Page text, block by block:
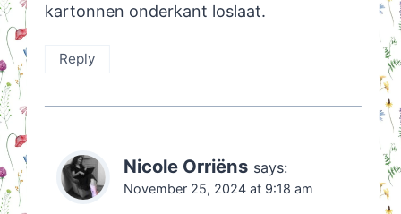
kartonnen onderkant loslaat.
Reply
Nicole Orriëns says:
November 25, 2024 at 9:18 am